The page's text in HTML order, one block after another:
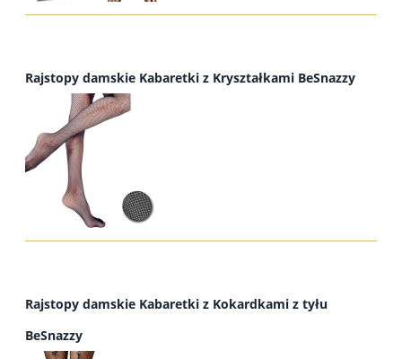
Rajstopy damskie Kabaretki z Kryształkami BeSnazzy
Rajstopy damskie Kabaretki z Kokardkami z tyłu
BeSnazzy